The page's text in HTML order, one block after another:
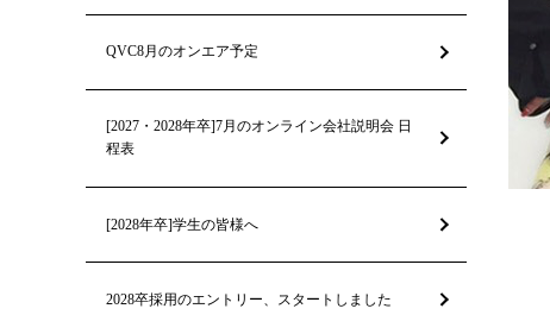
QVC8月のオンエア予定
[2027・2028年卒]7月のオンライン会社説明会 日
程表
[2028年卒]学生の皆様へ
2028卒採用のエントリー、スタートしました